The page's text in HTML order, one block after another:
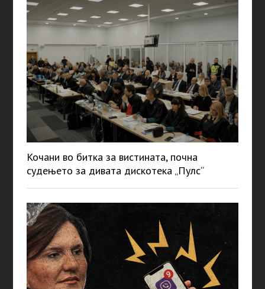
Кочани во битка за вистината, почна
судењето за дивата дискотека „Пулс“